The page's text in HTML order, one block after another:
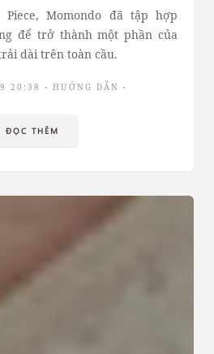
Momondo đã tập hợp
để trở thành một phần của
dài trên toàn cầu.
20:38 HƯỚNG DẪN
ĐỌC THÊM